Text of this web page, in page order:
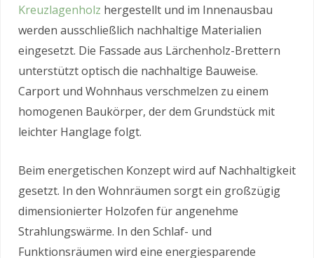
Kreuzlagenholz hergestellt und im Innenausbau
werden ausschließlich nachhaltige Materialien
eingesetzt. Die Fassade aus Lärchenholz-Brettern
unterstützt optisch die nachhaltige Bauweise.
Carport und Wohnhaus verschmelzen zu einem
homogenen Baukörper, der dem Grundstück mit
leichter Hanglage folgt.
Beim energetischen Konzept wird auf Nachhaltigkeit
gesetzt. In den Wohnräumen sorgt ein großzügig
dimensionierter Holzofen für angenehme
Strahlungswärme. In den Schlaf- und
Funktionsräumen wird eine energiesparende